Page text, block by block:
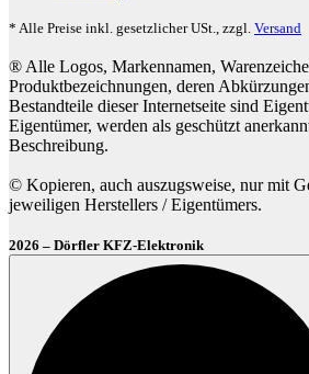
* Alle Preise inkl. gesetzlicher USt., zzgl. Versand
® Alle Logos, Markennamen,
Produktbezeichnungen, deren
Bestandteile dieser Internetseite sind
Eigentümer, werden als geschützt
Beschreibung.
© Kopieren, auch auszugsweise, nur mit
jeweiligen Herstellers / Eigentümers.
2026 – Dörfler KFZ-Elektronik